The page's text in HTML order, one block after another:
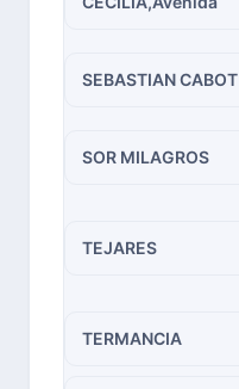
SEBASTIAN CABOT
SOR MILAGROS
TEJARES
TERMANCIA